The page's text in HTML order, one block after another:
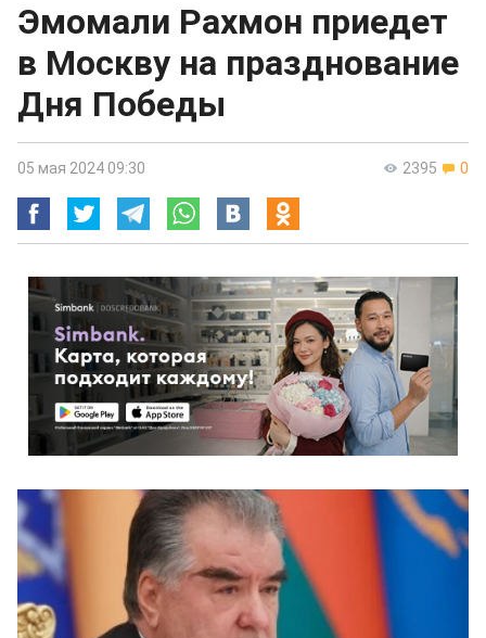
Эмомали Рахмон приедет
в Москву на празднование
Дня Победы
2395 0
05 мая 2024 09:30